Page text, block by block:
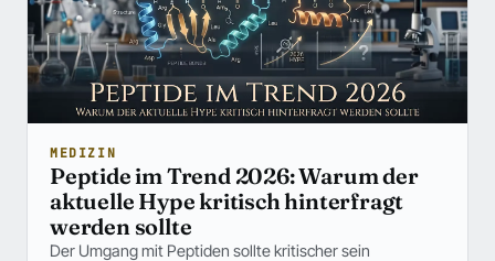
MEDIZIN
Peptide im Trend 2026: Warum der
aktuelle Hype kritisch hinterfragt
werden sollte
Der Umgang mit Peptiden sollte kritischer sein